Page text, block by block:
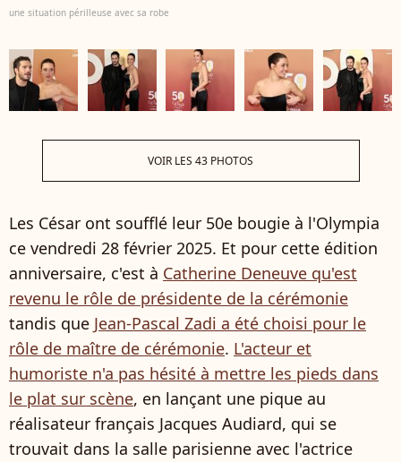
une situation périlleuse avec sa robe
VOIR LES 43 PHOTOS
Les César ont soufflé leur 50e bougie à l'Olympia
ce vendredi 28 février 2025. Et pour cette édition
anniversaire, c'est à Catherine Deneuve qu'est
revenu le rôle de présidente de la cérémonie
tandis que Jean-Pascal Zadi a été choisi pour le
rôle de maître de cérémonie. L'acteur et
humoriste n'a pas hésité à mettre les pieds dans
le plat sur scène, en lançant une pique au
réalisateur français Jacques Audiard, qui se
trouvait dans la salle parisienne avec l'actrice